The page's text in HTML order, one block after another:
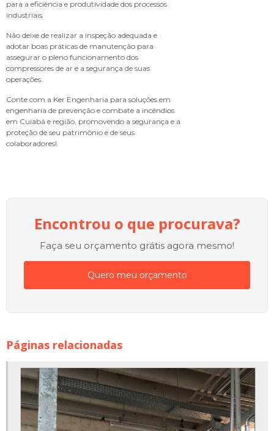
para a eficiência e produtividade dos processos
industriais.
Não deixe de realizar a inspeção adequada e
adotar boas práticas de manutenção para
assegurar o pleno funcionamento dos
compressores de ar e a segurança de suas
operações.
Conte com a Ker Engenharia para soluções em
engenharia de prevenção e combate a incêndios
em Cuiabá e região, promovendo a segurança e a
proteção de seu patrimônio e de seus
colaboradores!
Encontrou o que procurava?
Faça seu orçamento grátis agora mesmo!
Quero meu orçamento
Páginas relacionadas